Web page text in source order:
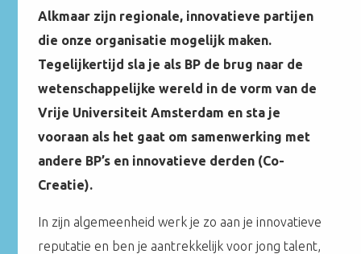
Alkmaar zijn regionale, innovatieve partijen
die onze organisatie mogelijk maken.
Tegelijkertijd sla je als BP de brug naar de
wetenschappelijke wereld in de vorm van de
Vrije Universiteit Amsterdam en sta je
vooraan als het gaat om samenwerking met
andere BP’s en innovatieve derden (Co-
Creatie).
In zijn algemeenheid werk je zo aan je innovatieve
reputatie en ben je aantrekkelijk voor jong talent,